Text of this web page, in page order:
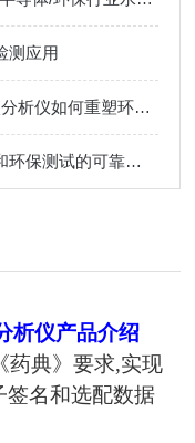
测应用
水质“体检”的精密探针：总有机碳分析仪如何重塑环境监测
国产TOC分析仪：保障制药用水和环保测试的可靠工具
析仪产品介绍
药典》要求,实现
签名和选配数据